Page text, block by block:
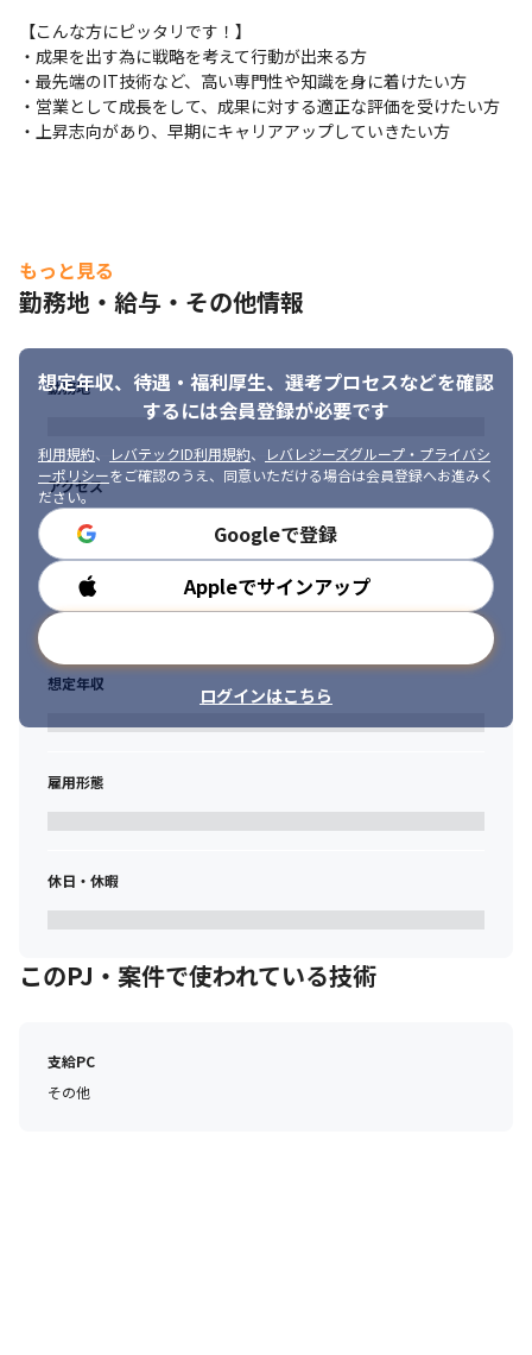
▼当社が携わる案件事例
・大規模ECサイトや大手人材会社のプラットフォーム開発
・大手小売企業向けのセキュリティソリューション選定&導入
・大手コンビニエンスストア／メガバンクのサーバリプレイス
題解決力や提案力が身につきます。
・ご入社後早くて1年後、平均して3年で主任に昇格することがで
きます。
主任に昇格すると裁量も増え、年収も450万円以上になります。頑
張り次第で評価される環境です。
【インセンティブ】
※成績により上記支給額を上回るケース、下回るケースあり
【キャリアイメージ】
・短期（～1年）：営業スキル・業界知識の習得、独り立ち
・中期（～3年）：主任昇格・年収500万超、顧客折衝力の向上
・長期（5年～）：マネージャー職、組織マネジメントや戦略立案
【評価制度】
営業KPI(ポイント化)による評価制度
契約受注件数/離職/顧客訪問数/顧客面談設定数などアクションや
結果に伴った定量評価、
の評価を実施
男女比：6：4
平均年齢：29歳
【こんな方にピッタリです！】
・成果を出す為に戦略を考えて行動が出来る方
・最先端のIT技術など、高い専門性や知識を身に着けたい方
・営業として成長をして、成果に対する適正な評価を受けたい方
・上昇志向があり、早期にキャリアアップしていきたい方
もっと見る
勤務地・給与・その他情報
想定年収、待遇・福利厚生、 選考プロセスなどを確認
するには会員登録が必要です
利用規約、 レバテックID利用規約、
レバレジーズグループ・プライバシ
ーポリシーをご確認のうえ、同意いただける場合は会員登録へお進みく
ださい。
Googleで登録
Appleでサインアップ
ログインはこちら
勤務地
アクセス
勤務時間
想定年収
雇用形態
休日・休暇
このPJ・案件で使われている技術
支給PC
その他